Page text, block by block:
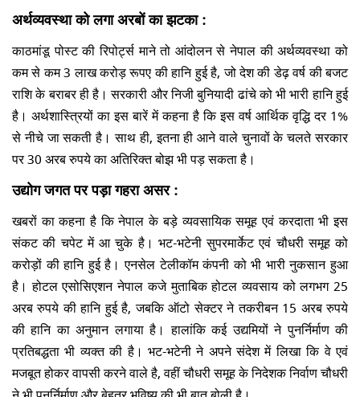
अर्थव्यवस्था को लगा अरबों का झटका :
काठमांडू पोस्ट की रिपोर्ट्स माने तो आंदोलन से नेपाल की अर्थव्यवस्था को
कम से कम 3 लाख करोड़ रूपए की हानि हुई है, जो देश की डेढ़ वर्ष की बजट
राशि के बराबर ही है। सरकारी और निजी बुनियादी ढांचे को भी भारी हानि हुई
है। अर्थशास्त्रियों का इस बारें में कहना है कि इस वर्ष आर्थिक वृद्धि दर 1%
से नीचे जा सकती है। साथ ही, इतना ही आने वाले चुनावों के चलते सरकार
पर 30 अरब रुपये का अतिरिक्त बोझ भी पड़ सकता है।
उद्योग जगत पर पड़ा गहरा असर :
खबरों का कहना है कि नेपाल के बड़े व्यवसायिक समूह एवं करदाता भी इस
संकट की चपेट में आ चुके है। भट-भटेनी सुपरमार्केट एवं चौधरी समूह को
करोड़ों की हानि हुई है। एनसेल टेलीकॉम कंपनी को भी भारी नुकसान हुआ
है। होटल एसोसिएशन नेपाल कजे मुताबिक होटल व्यवसाय को लगभग 25
अरब रुपये की हानि हुई है, जबकि ऑटो सेक्टर ने तकरीबन 15 अरब रुपये
की हानि का अनुमान लगाया है। हालांकि कई उद्यमियों ने पुनर्निर्माण की
प्रतिबद्धता भी व्यक्त की है। भट-भटेनी ने अपने संदेश में लिखा कि वे एवं
मजबूत होकर वापसी करने वाले है, वहीं चौधरी समूह के निदेशक निर्वाण चौधरी